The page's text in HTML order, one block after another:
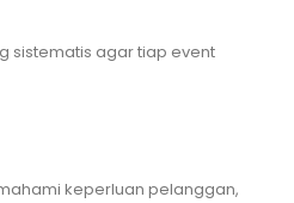
sistematis agar tiap event
keperluan pelanggan,